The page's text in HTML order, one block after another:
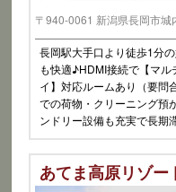
〒940-0061 新潟県長岡市
長岡駅大手口より徒歩1分
も快適♪HDMI接続で【マル
イ】対応ルームあり（要問
での荷物・クリーニング預
ンドリー設備も充実で長期
あてま高原リゾー